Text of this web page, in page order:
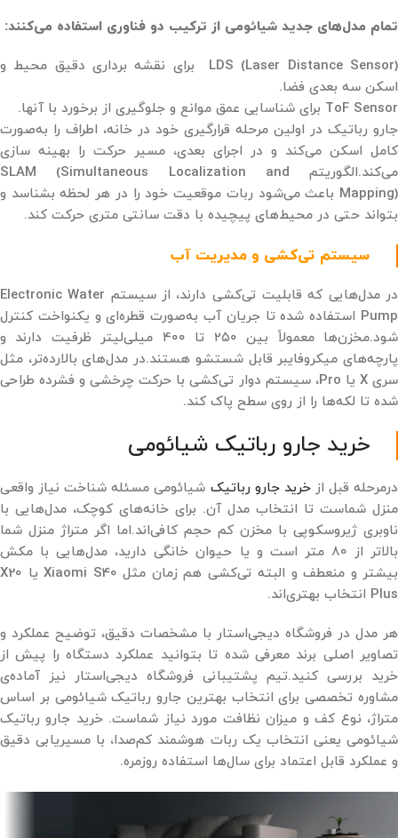
تمام مدل‌های جدید شیائومی از ترکیب دو فناوری استفاده می‌کنند:
LDS (Laser Distance Sensor) برای نقشه ‌برداری دقیق محیط و
اسکن سه‌ بعدی فضا.
ToF Sensor برای شناسایی عمق موانع و جلوگیری از برخورد با آنها.
جارو رباتیک در اولین مرحله قرارگیری خود در خانه، اطراف را به‌صورت
کامل اسکن می‌کند و در اجرای بعدی، مسیر حرکت را بهینه ‌سازی
می‌کند.الگوریتم SLAM (Simultaneous Localization and
Mapping) باعث می‌شود ربات موقعیت خود را در هر لحظه بشناسد و
بتواند حتی در محیط‌های پیچیده با دقت سانتی‌ متری حرکت کند.
سیستم تی‌کشی و مدیریت آب
در مدل‌هایی که قابلیت تی‌کشی دارند، از سیستم Electronic Water
Pump استفاده شده تا جریان آب به‌صورت قطره‌ای و یکنواخت کنترل
شود.مخزن‌ها معمولاً بین ۲۵۰ تا ۴۰۰ میلی‌لیتر ظرفیت دارند و
پارچه‌های میکروفایبر قابل شستشو هستند.در مدل‌های بالارده‌تر، مثل
سری X یا Pro، سیستم دوار تی‌کشی با حرکت چرخشی و فشرده طراحی
شده تا لکه‌ها را از روی سطح پاک کند.
خرید جارو رباتیک شیائومی
درمرحله قبل ازخرید جارو رباتیک شیائومی مسئله شناخت نیاز واقعی
منزل شماست تا انتخاب مدل آن. برای خانه‌های کوچک، مدل‌هایی با
ناوبری ژیروسکوپی با مخزن کم حجم کافی‌اند.اما اگر متراژ منزل شما
بالاتر از 80 متر است و یا حیوان خانگی دارید، مدل‌هایی با مکش
بیشتر و منعطف و البته تی‌کشی هم ‌زمان مثل Xiaomi S40 یا X20
Plus انتخاب بهتری‌اند.
هر مدل در فروشگاه دیجی‌استار با مشخصات دقیق، توضیح عملکرد و
تصاویر اصلی برند معرفی شده تا بتوانید عملکرد دستگاه را پیش از
خرید بررسی کنید.تیم پشتیبانی فروشگاه دیجی‌استار نیز آماده‌ی
مشاوره تخصصی برای انتخاب بهترین جارو رباتیک شیائومی بر اساس
متراژ، نوع کف و میزان نظافت مورد نیاز شماست. خرید جارو رباتیک
شیائومی یعنی انتخاب یک ربات هوشمند کم‌صدا، با مسیر‌یابی دقیق
و عملکرد قابل اعتماد برای سال‌ها استفاده روزمره.